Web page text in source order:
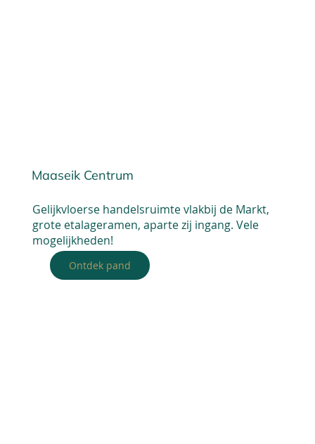
Maaseik Centrum
Gelijkvloerse handelsruimte vlakbij de Markt,
grote etalageramen, aparte zij ingang. Vele
mogelijkheden!
Ontdek pand